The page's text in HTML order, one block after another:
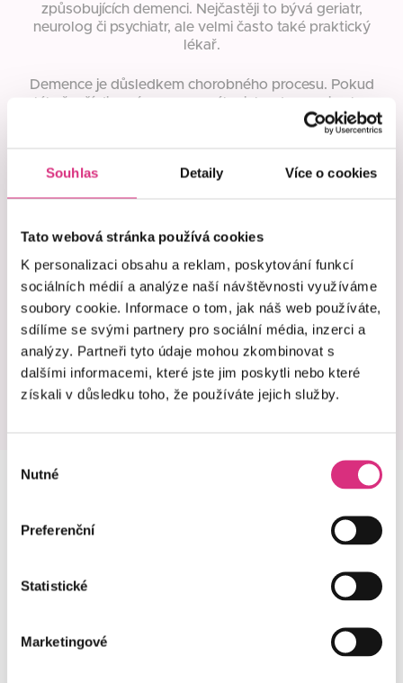
Souhlas Detaily Více o cookies
Tato webová stránka používá cookies
K personalizaci obsahu a reklam, poskytování funkcí
sociálních médií a analýze naší návštěvnosti využíváme
soubory cookie. Informace o tom, jak náš web používáte,
sdílíme se svými partnery pro sociální média, inzerci a
analýzy. Partneři tyto údaje mohou zkombinovat s
dalšími informacemi, které jste jim poskytli nebo které
získali v důsledku toho, že používáte jejich služby.
souhlasu
Nutné
Preferenční
Statistické
Marketingové
způsobujících demenci. Nejčastěji to bývá geriatr,
neurolog či psychiatr, ale velmi často také praktický
lékař.
Demence je důsledkem chorobného procesu. Pokud
lékař určí diagnózu nemocného jako demenci nebo
přímo Alzheimerovu nemoc, je to proto, že u
nemocného jsou patrné poruchy paměti, myšlení a
Prvními příznaky, které může rodina pozorovat, jsou
událostí a poruchy ve vykonávání navyklých,
také neklid, změny osobnosti, poruchy chování,
zhoršený úsudek, potíže s nacházením slov,
dokončováním myšlenek a plněním pokynů.
Alzheimerova nemoc je nejběžnější příčinou
demence.
PORADNA